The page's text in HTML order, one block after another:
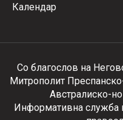
Календар
Со благослов на
Митрополит
Австралиско-
Информативна служба